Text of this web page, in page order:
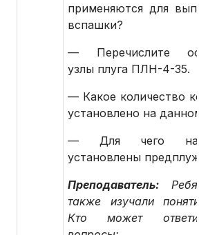
применяются для
вспашки?
— Перечислите
узлы плуга ПЛН-4-35.
— Какое количество
установлено на
— Для чего на
установлены
Преподаватель:
также изучали
Кто может